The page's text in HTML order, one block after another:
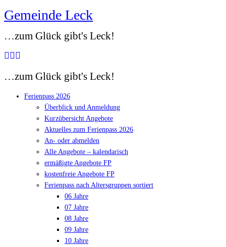
Zum
springen
Gemeinde Leck
…zum Glück gibt's Leck!
…zum Glück gibt's Leck!
Ferienpass 2026
Überblick und Anmeldung
Kurzübersicht Angebote
Aktuelles zum Ferienpass 2026
An- oder abmelden
Alle Angebote – kalendarisch
ermäßigte Angebote FP
kostenfreie Angebote FP
Ferienpass nach Altersgruppen sortiert
06 Jahre
07 Jahre
08 Jahre
09 Jahre
10 Jahre